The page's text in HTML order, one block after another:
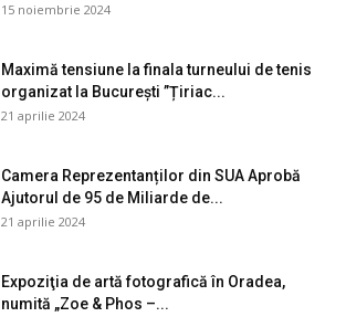
15 noiembrie 2024
Maximă tensiune la finala turneului de tenis
organizat la București ”Țiriac...
21 aprilie 2024
Camera Reprezentanților din SUA Aprobă
Ajutorul de 95 de Miliarde de...
21 aprilie 2024
Expoziţia de artă fotografică în Oradea,
numită „Zoe & Phos –...